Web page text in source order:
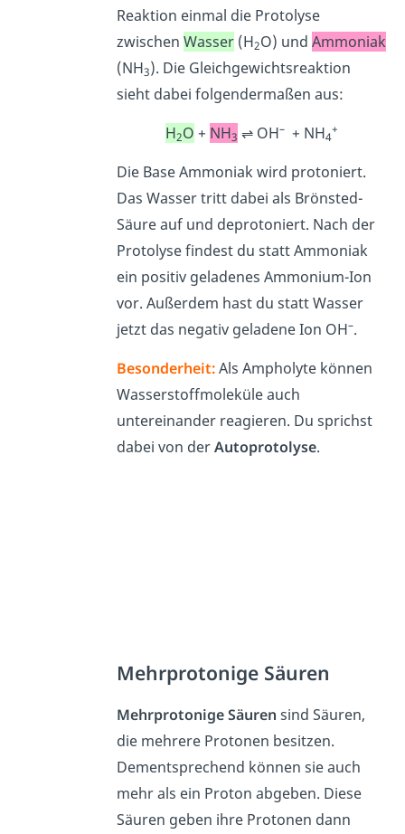
Reaktion einmal die Protolyse
zwischenWasser (H2O) undAmmoniak
(NH3). Die Gleichgewichtsreaktion
sieht dabei folgendermaßen aus:
H2O + NH3 ⇌ OH– + NH4
+
Die Base Ammoniak wird protoniert.
Das Wasser tritt dabei als Brönsted-
Säure auf und deprotoniert. Nach der
Protolyse findest du statt Ammoniak
ein positiv geladenes Ammonium-Ion
vor. Außerdem hast du statt Wasser
jetzt das negativ geladene Ion OH–.
Besonderheit:Als Ampholyte können
Wasserstoffmoleküle auch
untereinander reagieren. Du sprichst
dabei von derAutoprotolyse.
Mehrprotonige Säuren
Mehrprotonige Säuren sind Säuren,
die mehrere Protonen besitzen.
Dementsprechend können sie auch
mehr als ein Proton abgeben. Diese
Säuren geben ihre Protonen dann